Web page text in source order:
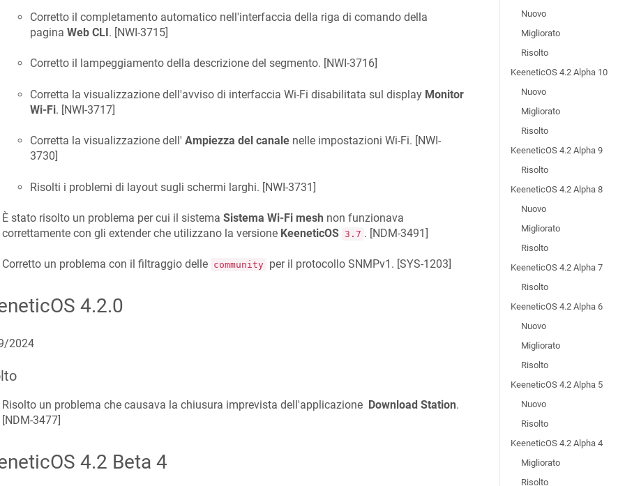
Corretto il completamento automatico nell'interfaccia della riga di comando della
pagina Web CLI. [NWI-3715]
Corretto il lampeggiamento della descrizione del segmento. [NWI-3716]
Corretta la visualizzazione dell'avviso di interfaccia Wi-Fi disabilitata sul display Monitor
Wi-Fi. [NWI-3717]
Corretta la visualizzazione dell' Ampiezza del canalenelle impostazioni Wi-Fi. [NWI-
3730]
Risolti i problemi di layout sugli schermi larghi. [NWI-3731]
È stato risolto un problema per cui il sistema Sistema Wi-Fi mesh non funzionava
correttamente con gli extender che utilizzano la versione KeeneticOS 3.7 . [NDM-3491]
Corretto un problema con il filtraggio delle community per il protocollo SNMPv1. [SYS-1203]
4.2.0
2024
Risolto un problema che causava la chiusura imprevista dell'applicazione Download Station.
[NDM-3477]
4.2 Beta 4
Nuovo
Migliorato
Risolto
KeeneticOS 4.2 Alpha 10
Nuovo
Migliorato
Risolto
KeeneticOS 4.2 Alpha 9
Risolto
KeeneticOS 4.2 Alpha 8
Nuovo
Migliorato
Risolto
KeeneticOS 4.2 Alpha 7
Risolto
KeeneticOS 4.2 Alpha 6
Nuovo
Migliorato
Risolto
KeeneticOS 4.2 Alpha 5
Nuovo
Risolto
KeeneticOS 4.2 Alpha 4
Migliorato
Risolto